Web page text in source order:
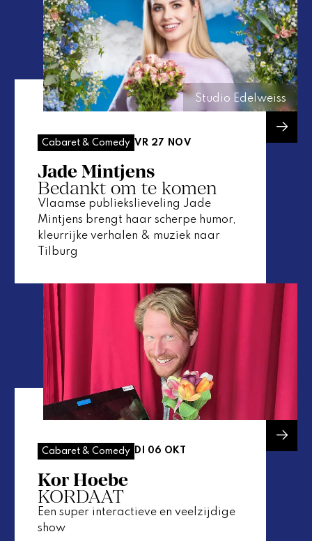
Cabaret & Comedy VR 27 NOV
Jade Mintjens
Bedankt om te komen
Vlaamse publiekslieveling Jade
Mintjens brengt haar scherpe humor,
kleurrijke verhalen & muziek naar
Tilburg
Studio Edelweiss
Cabaret & Comedy DI 06 OKT
Kor Hoebe
KORDAAT
Een super interactieve en veelzijdige
show